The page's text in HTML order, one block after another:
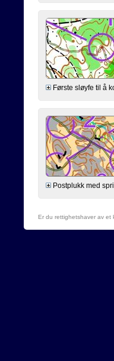
Første sløyfe til å
Postplukk med
Er du rettighetshaver av et